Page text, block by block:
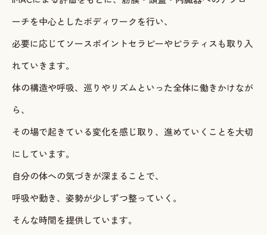
ーチを中心としたボディワークを行い、
必要に応じてソースポイントセラピーやピラティスも取り入
れていきます。
体の構造や呼吸、巡りやリズムといった全体に働きかけなが
ら、
その場で起きている変化を感じ取り、進めていくことを大切
にしています。
自分の体への気づきが深まることで、
呼吸や動き、姿勢が少しずつ整っていく。
そんな時間を提供しています。